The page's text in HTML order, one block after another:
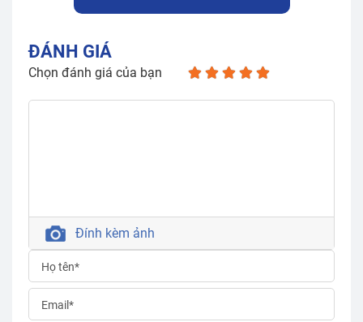
ĐÁNH GIÁ
Chọn đánh giá của bạn
Đính kèm ảnh